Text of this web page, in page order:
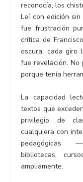
reconocía, los
Leí con edición
fue frustración
crítica de
oscura, cada giro
fue revelación. No
porque tenía
La capacidad
textos que
privilegio de
cualquiera con
pedagógicas
bibliotecas,
ampliamente.